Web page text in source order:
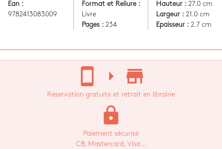
Ean :
9782413083009
Format et Reliure :
Livre
Pages : 234
Hauteur :27.0 cm
Largeur :21.0 cm
Epaisseur :2.7 cm
stay_current_portrait arrow_right store_mall_directory
Réservation gratuite et retrait en librairie
lock
Paiement sécurisé
CB, Mastercard, Visa...